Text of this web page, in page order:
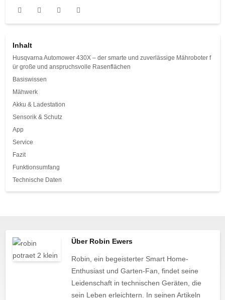
Inhalt
Husqvarna Automower 430X – der smarte und zuverlässige Mähroboter f
ür große und anspruchsvolle Rasenflächen
Basiswissen
Mähwerk
Akku & Ladestation
Sensorik & Schutz
App
Service
Fazit
Funktionsumfang
Technische Daten
Über Robin Ewers
Robin, ein begeisterter Smart Home-
Enthusiast und Garten-Fan, findet seine
Leidenschaft in technischen Geräten, die
sein Leben erleichtern. In seinen Artikeln